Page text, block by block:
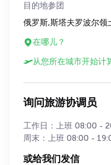
目的地参团
俄罗斯,斯塔夫罗波尔
在哪儿？
从您所在城市开始计
询问旅游协调员
工作日：上班 08:00 -
周末：上班 08:00 -
或给我们发信